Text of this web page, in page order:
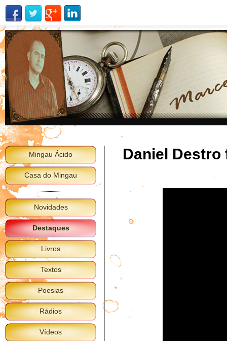
Mingau Ácido
Casa do Mingau
Novidades
Destaques
Livros
Textos
Poesias
Rádios
Vídeos
Daniel Destro